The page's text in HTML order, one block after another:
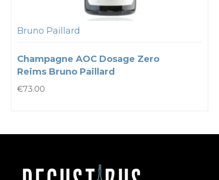
Bruno Paillard
Champagne AOC Dosage Zero
Reims Bruno Paillard
€73.00